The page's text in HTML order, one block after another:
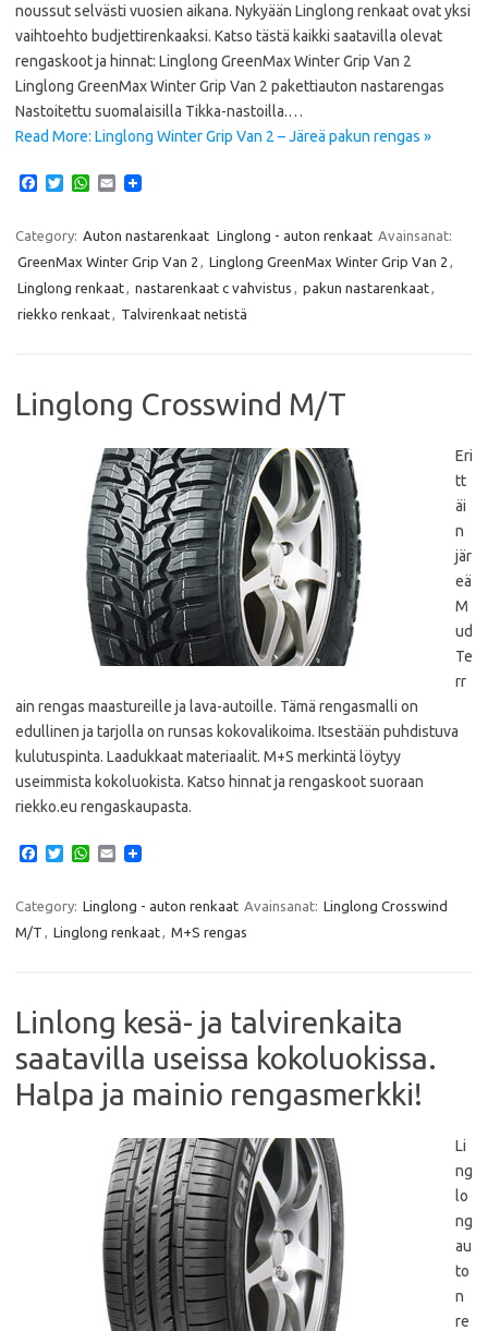
noussut selvästi vuosien aikana. Nykyään Linglong renkaat ovat yksi
vaihtoehto budjettirenkaaksi. Katso tästä kaikki saatavilla olevat
rengaskoot ja hinnat: Linglong GreenMax Winter Grip Van 2
Linglong GreenMax Winter Grip Van 2 pakettiauton nastarengas
Nastoitettu suomalaisilla Tikka-nastoilla.…
Read More: Linglong Winter Grip Van 2 – Järeä pakun rengas »
e
o
o
k
T
t
t
e
r
W
t
s
A
p
E
i
Category: Auton nastarenkaat Linglong - auton renkaat Avainsanat:
GreenMax Winter Grip Van 2
Linglong GreenMax Winter Grip Van 2
Linglong renkaat
nastarenkaat c vahvistus pakun nastarenkaat
riekko renkaat
Talvirenkaat netistä
Linglong Crosswind M/T
Eri
tt
äi
n
jär
eä
M
ud
Te
rr
ain rengas maastureille ja lava-autoille. Tämä rengasmalli on
edullinen ja tarjolla on runsas kokovalikoima. Itsestään puhdistuva
kulutuspinta. Laadukkaat materiaalit. M+S merkintä löytyy
useimmista kokoluokista. Katso hinnat ja rengaskoot suoraan
riekko.eu rengaskaupasta.
e
b
o
T
t
e
W
t
A
E
i
Category: Linglong - auton renkaat Avainsanat: Linglong Crosswind
M/T
Linglong renkaat M+S rengas
Linlong kesä- ja talvirenkaita
saatavilla useissa kokoluokissa.
Halpa ja mainio rengasmerkki!
Li
ng
lo
ng
au
to
n
re